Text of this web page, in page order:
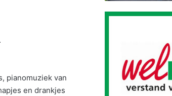
pianomuziek van
en drankjes